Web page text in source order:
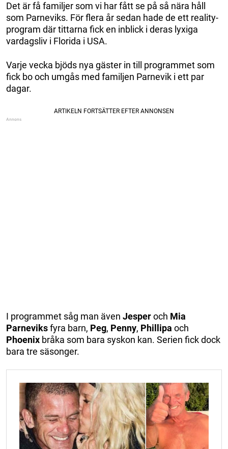
Det är få familjer som vi har fått se på så nära håll
som Parneviks. För flera år sedan hade de ett reality-
program där tittarna fick en inblick i deras lyxiga
vardagsliv i Florida i USA.
Varje vecka bjöds nya gäster in till programmet som
fick bo och umgås med familjen Parnevik i ett par
dagar.
I programmet såg man även Jesperoch Mia
Parneviksfyra barn, Peg, Penny, Phillipa och
Phoenix bråka som bara syskon kan. Serien fick dock
bara tre säsonger.